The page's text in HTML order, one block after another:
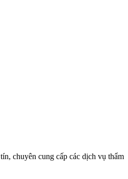
chuyên cung cấp các dịch vụ thẩm